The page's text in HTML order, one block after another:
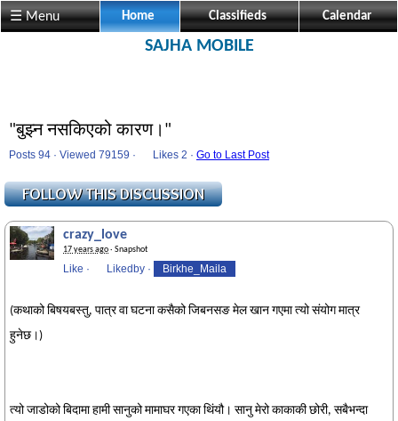
☰ Menu Home Classifieds Calendar
SAJHA MOBILE
"बुझ्न नसकिएको कारण।"
Posts 94 · Viewed 79159 · Likes 2 · Go to Last Post
crazy_love
17 years ago· Snapshot
Like · Likedby · Birkhe_Maila
(कथाको बिषयबस्तु, पात्र वा घटना कसैको जिबनसङ मेल खान गएमा त्यो संयोग मात्र
हुनेछ।)
त्यो जाडोको बिदामा हामी सानुको मामाघर गएका थिंयौ। सानु मेरो काकाकी छोरी, सबैभन्दा